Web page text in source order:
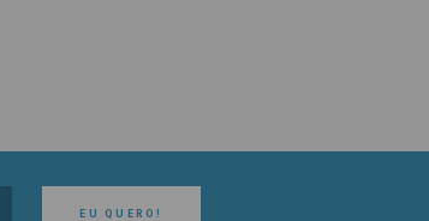
EU QUERO!